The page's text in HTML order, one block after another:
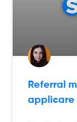
Referral
applicare